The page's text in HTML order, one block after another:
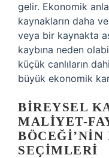
gelir. Ekonomik
kaynakların daha
veya bir kaynakta
kaybına neden
küçük canlıların
büyük ekonomik
BIREYSEL
MALIYET-
SEÇIMLERI